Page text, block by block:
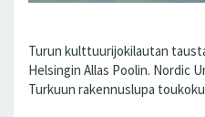
Turun kulttuuri­jokilautan
Helsingin Allas Poolin. Nordic
Turkuun rakennuslupa